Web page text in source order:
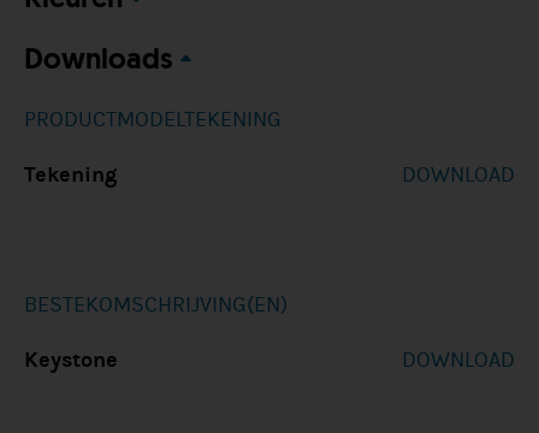
Downloads
PRODUCTMODELTEKENING
Tekening DOWNLOAD
BESTEKOMSCHRIJVING(EN)
Keystone DOWNLOAD